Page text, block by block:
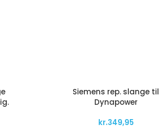
Siemens rep. slange til
Dynapower
kr.349,95